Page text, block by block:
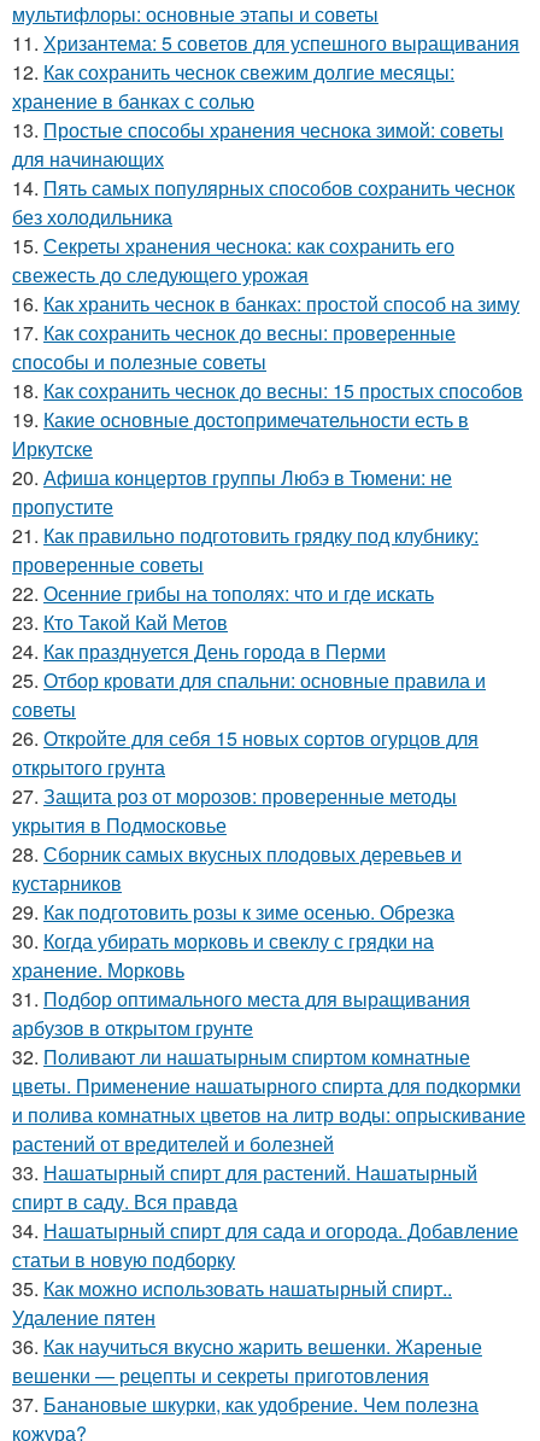
мультифлоры: основные этапы и советы
11. Хризантема: 5 советов для успешного выращивания
12. Как сохранить чеснок свежим долгие месяцы:
хранение в банках с солью
13. Простые способы хранения чеснока зимой: советы
для начинающих
14. Пять самых популярных способов сохранить чеснок
без холодильника
15. Секреты хранения чеснока: как сохранить его
свежесть до следующего урожая
16. Как хранить чеснок в банках: простой способ на зиму
17. Как сохранить чеснок до весны: проверенные
способы и полезные советы
18. Как сохранить чеснок до весны: 15 простых способов
19. Какие основные достопримечательности есть в
Иркутске
20. Афиша концертов группы Любэ в Тюмени: не
пропустите
21. Как правильно подготовить грядку под клубнику:
проверенные советы
22. Осенние грибы на тополях: что и где искать
23. Кто Такой Кай Метов
24. Как празднуется День города в Перми
25. Отбор кровати для спальни: основные правила и
советы
26. Откройте для себя 15 новых сортов огурцов для
открытого грунта
27. Защита роз от морозов: проверенные методы
укрытия в Подмосковье
28. Сборник самых вкусных плодовых деревьев и
кустарников
29. Как подготовить розы к зиме осенью. Обрезка
30. Когда убирать морковь и свеклу с грядки на
хранение. Морковь
31. Подбор оптимального места для выращивания
арбузов в открытом грунте
32. Поливают ли нашатырным спиртом комнатные
цветы. Применение нашатырного спирта для подкормки
и полива комнатных цветов на литр воды: опрыскивание
растений от вредителей и болезней
33. Нашатырный спирт для растений. Нашатырный
спирт в саду. Вся правда
34. Нашатырный спирт для сада и огорода. Добавление
статьи в новую подборку
35. Как можно использовать нашатырный спирт..
Удаление пятен
36. Как научиться вкусно жарить вешенки. Жареные
вешенки — рецепты и секреты приготовления
37. Банановые шкурки, как удобрение. Чем полезна
кожура?